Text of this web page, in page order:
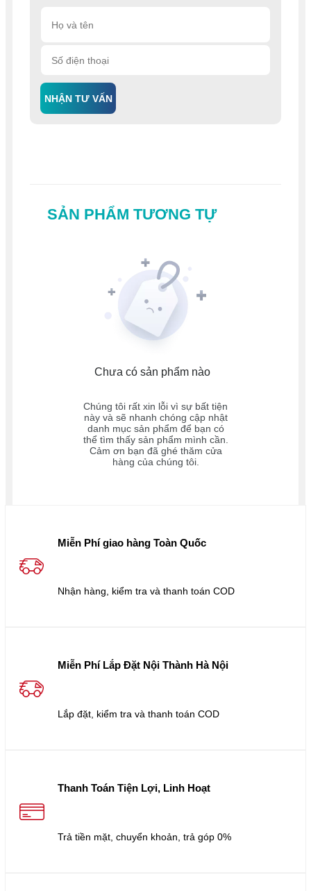
NHẬN TƯ VẤN
SẢN PHẨM TƯƠNG TỰ
Chưa có sản phẩm nào
Chúng tôi rất xin lỗi vì sự bất tiện
này và sẽ nhanh chóng cập nhật
danh mục sản phẩm để bạn có
thể tìm thấy sản phẩm mình cần.
Cảm ơn bạn đã ghé thăm cửa
hàng của chúng tôi.
Miễn Phí giao hàng Toàn Quốc
Nhận hàng, kiểm tra và thanh toán COD
Miễn Phí Lắp Đặt Nội Thành Hà Nội
Lắp đặt, kiểm tra và thanh toán COD
Thanh Toán Tiện Lợi, Linh Hoạt
Trả tiền mặt, chuyển khoản, trả góp 0%